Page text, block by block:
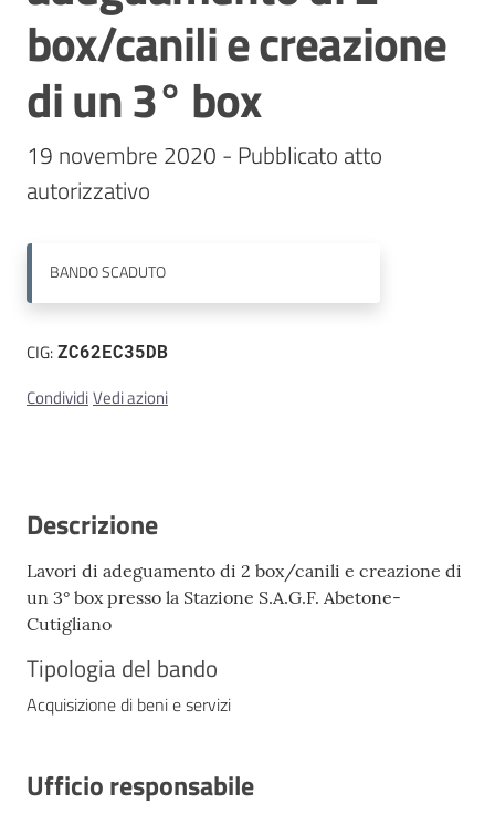
Contatti
box/canili e creazione
di un 3° box
19 novembre 2020 - Pubblicato atto
BANDOSCADUTO
CIG:ZC62EC35DB
CondividiVedi azioni
Descrizione
Lavori di adeguamento di 2 box/canili e creazione di
un 3° box presso la Stazione S.A.G.F. Abetone-
Cutigliano
Tipologia del bando
Acquisizione di beni e servizi
Ufficio responsabile